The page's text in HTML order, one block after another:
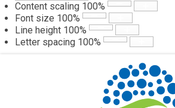
Content scaling 100%
Font size 100%
Line height 100%
Letter spacing 100%
Webmail